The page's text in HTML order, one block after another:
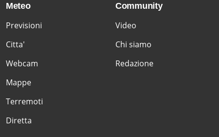
Meteo
Previsioni
Citta'
Webcam
Mappe
Terremoti
Diretta
Community
Video
Chi siamo
Redazione